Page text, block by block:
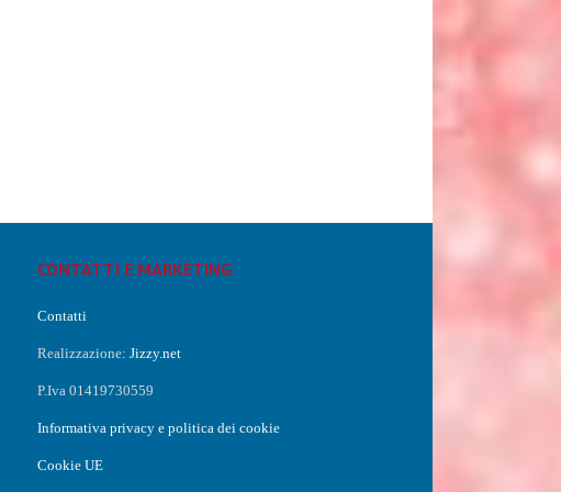
CONTATTI E MARKETING
Contatti
Realizzazione: Jizzy.net
P.Iva 01419730559
Informativa privacy e politica dei cookie
Cookie UE